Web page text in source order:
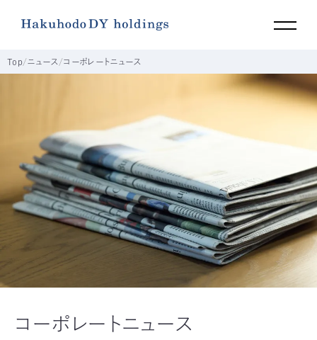
コーポレートニュース
Top ニュース コーポレートニュース